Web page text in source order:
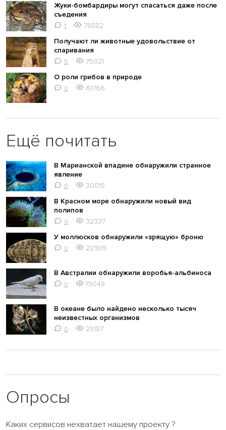
Жуки-бомбардиры могут спасаться даже после
съедения
1
78882
Получают ли животные удовольствие от
спаривания
5
75021
О роли грибов в природе
0 61766
Ещё почитать
В Марианской впадине обнаружили странное
явление
0
30015
В Красном море обнаружили новый вид
полипов
0
32337
У моллюсков обнаружили «зрящую» броню
0 22905
В Австралии обнаружили воробья-альбиноса
0 19048
В океане было найдено несколько тысяч
неизвестных организмов
0 25187
Опросы
Каких сервисов нехватает нашему проекту ?